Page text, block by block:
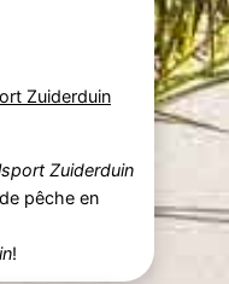
Zuiderduin
Zuiderduin
pêche en
!